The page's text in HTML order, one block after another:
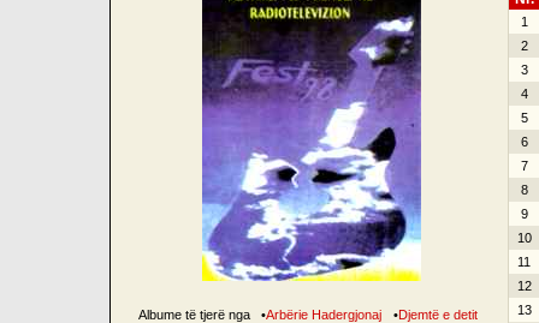
Albume të tjerë nga •Arbërie Hadergjonaj •Djemtë e detit
1
2
3
4
5
6
7
8
9
10
11
12
13